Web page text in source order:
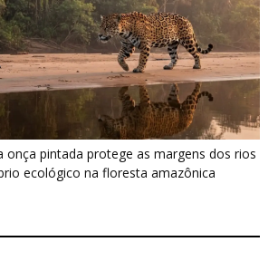
usa vocalização grave que
o sub-bosque e mantém o...
de agosto de 2026
Peixe-boi-amazônico usa lábios preênseis
arrancar plantas e troca dentes durante...
de agosto de 2026